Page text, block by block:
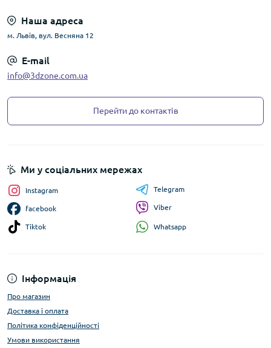
Наша адреса
м. Львів, вул. Весняна 12
E-mail
info@3dzone.com.ua
Перейти до контактів
Інформація
Про магазин
Доставка і оплата
Політика конфіденційності
Умови використання
Ми у соціальних мережах
Instagram
facebook
Tiktok
Telegram
Viber
Whatsapp